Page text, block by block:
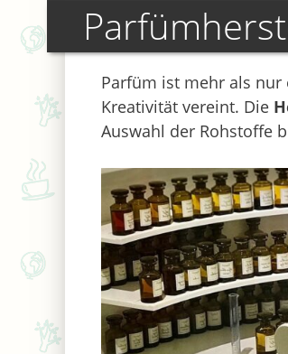
Parfüm ist mehr als nur
Kreativität vereint. Die
Auswahl der Rohstoffe